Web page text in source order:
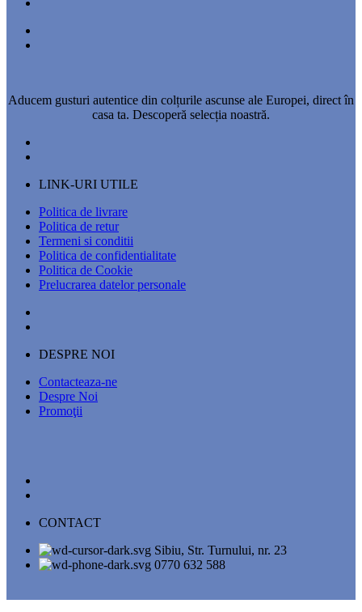
Aducem gusturi autentice din colțurile ascunse ale Europei, direct în
casa ta. Descoperă selecția noastră.
LINK-URI UTILE
Politica de livrare
Politica de retur
Termeni si conditii
Politica de confidentialitate
Politica de Cookie
Prelucrarea datelor personale
DESPRE NOI
Contacteaza-ne
Despre Noi
Promoţii
CONTACT
Sibiu, Str. Turnului, nr. 23
0770 632 588